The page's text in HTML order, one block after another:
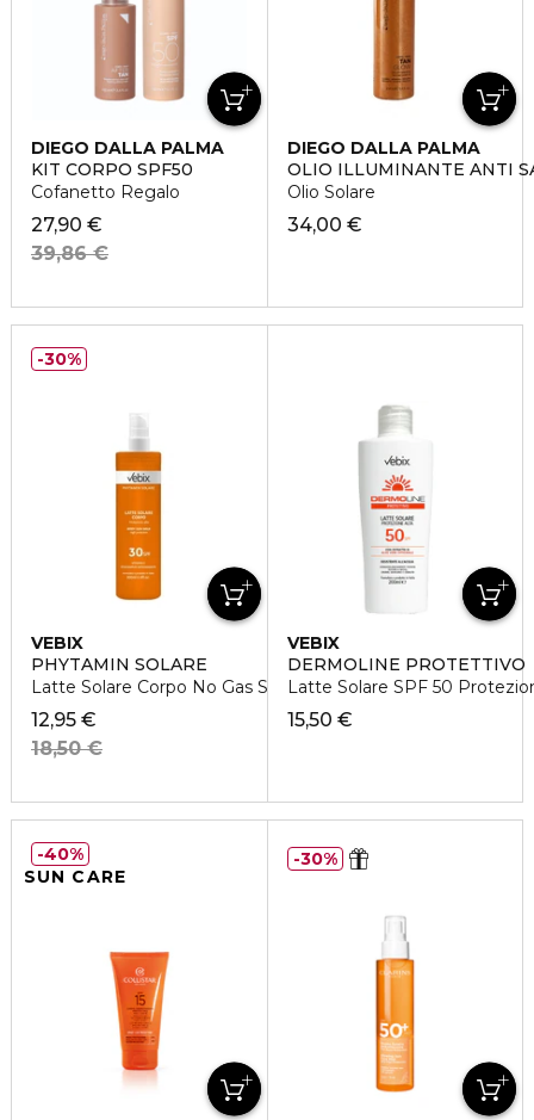
DIEGO DALLA PALMA
KIT CORPO SPF50
Cofanetto Regalo
27,90 €
39,86 €
DIEGO DALLA PALMA
OLIO ILLUMINANTE ANTI
Olio Solare
34,00 €
VEBIX
PHYTAMIN SOLARE
Latte Solare Corpo No Gas SPF30
12,95 €
18,50 €
30%
VEBIX
DERMOLINE PROTETTIVO
Latte Solare SPF 50
15,50 €
SUN CARE
40% 30%